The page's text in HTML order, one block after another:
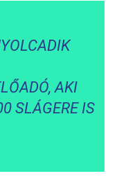
AKI
SLÁGERE IS